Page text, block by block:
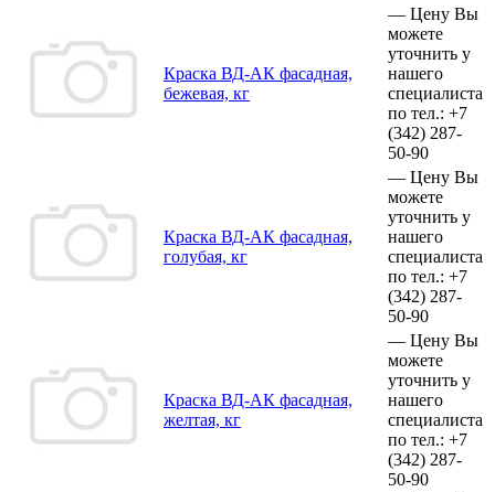
Краска ВД-АК фасадная,
бежевая, кг
— Цену Вы
можете
уточнить у
нашего
специалиста
по тел.: +7
(342) 287-
50-90
Краска ВД-АК фасадная,
голубая, кг
— Цену Вы
можете
уточнить у
нашего
специалиста
по тел.: +7
(342) 287-
50-90
Краска ВД-АК фасадная,
желтая, кг
— Цену Вы
можете
уточнить у
нашего
специалиста
по тел.: +7
(342) 287-
50-90